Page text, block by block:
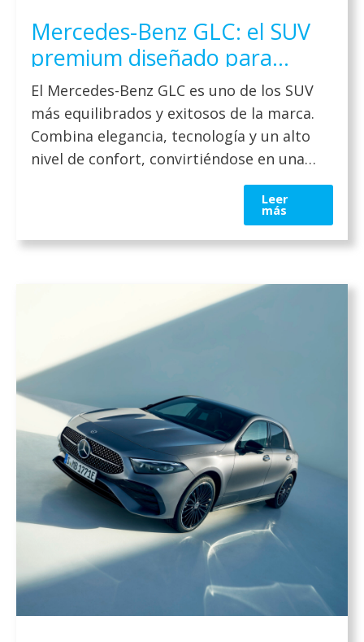
Mercedes-Benz GLC: el SUV
premium diseñado para
cualquier estilo de vida en
2026
El Mercedes-Benz GLC es uno de los SUV
más equilibrados y exitosos de la marca.
Combina elegancia, tecnología y un alto
nivel de confort, convirtiéndose en una
opción ideal tanto para el uso diario como
para viajes largos. Es un vehículo pensado
para quienes buscan versatilidad sin
renunciar al carácter premium de
Leer
más